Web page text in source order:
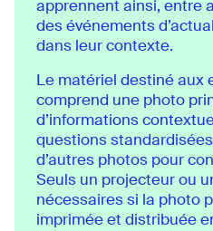
apprennent ainsi, entre
des événements
dans leur contexte.
Le matériel destiné aux
comprend une photo
d’informations
questions
d’autres photos pour
Seuls un projecteur ou
nécessaires si la photo
imprimée et distribuée